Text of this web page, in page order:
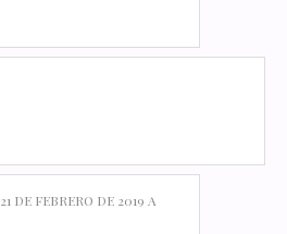
21 DE FEBRERO DE 2019 A